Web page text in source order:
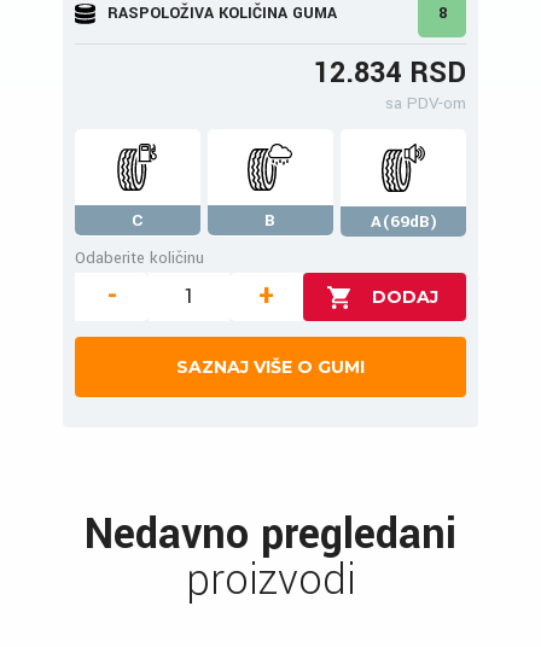
RASPOLOŽIVA KOLIČINA GUMA 8
12.834 RSD
sa PDV-om
C B
A(69dB)
Odaberite količinu
- +
SAZNAJ VIŠE O GUMI
Nedavno pregledani
proizvodi